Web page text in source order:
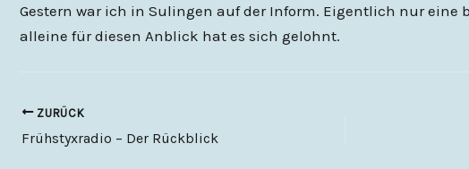
Gestern war ich in Sulingen auf der Inform. Eigentlich nur eine
alleine für diesen Anblick hat es sich gelohnt.
ZURÜCK
Frühstyxradio – Der Rückblick